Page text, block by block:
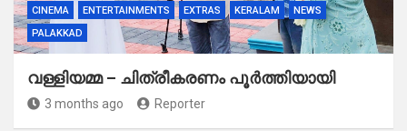
CINEMA ENTERTAINMENTS EXTRAS KERALAM
NEWS
PALAKKAD
വള്ളിയമ്മ – ചിത്രീകരണം പൂർത്തിയായി
3 months ago Reporter